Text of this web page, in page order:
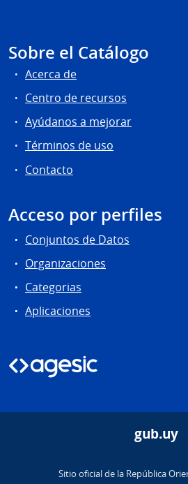
Sobre el Catálogo
Acerca de
Centro de recursos
Ayúdanos a mejorar
Términos de uso
Contacto
Acceso por perfiles
Conjuntos de Datos
Organizaciones
Categorias
Aplicaciones
gub.uy
Sitio oficial de la República